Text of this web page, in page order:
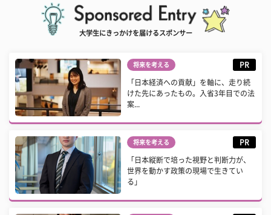
大学生にきっかけを届けるスポンサー
将来を考える PR
「日本経済への貢献」を軸に、走り続
けた先にあったもの。入省3年目での法
案...
将来を考える PR
「日本縦断で培った視野と判断力が、
世界を動かす政策の現場で生きてい
る」